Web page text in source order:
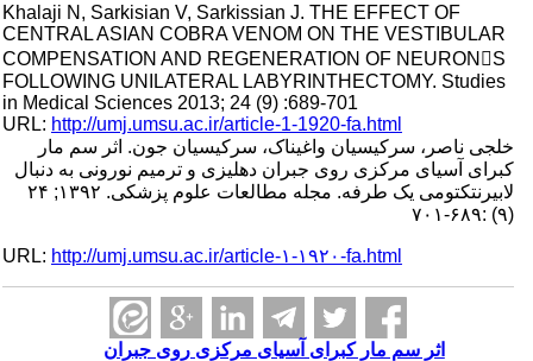
Khalaji N, Sarkisian V, Sarkissian J. THE EFFECT OF
CENTRAL ASIAN COBRA VENOM ON THE VESTIBULAR
COMPENSATION AND REGENERATION OF NEURONS
FOLLOWING UNILATERAL LABYRINTHECTOMY. Studies
in Medical Sciences 2013; 24 (9) :689-701
URL:http://umj.umsu.ac.ir/article-1-1920-fa.html
خلجی ناصر، سرکیسیان واغیناک، سرکیسیان جون. اثر سم مار
کبرای آسیای مرکزی روی جبران دهلیزی و ترمیم نورونی به دنبال
لابیرنتکتومی یک طرفه. مجله مطالعات علوم پزشکی. ۱۳۹۲; ۲۴
URL:http://umj.umsu.ac.ir/article-۱-۱۹۲۰-fa.html
اثر سم مار کبرای آسیای مرکزی روی جبران